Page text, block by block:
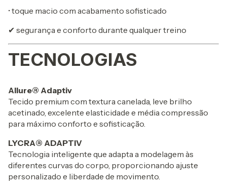
• toque macio com acabamento sofisticado
✔ segurança e conforto durante qualquer treino
TECNOLOGIAS
Allure® Adaptiv
Tecido premium com textura canelada, leve brilho
acetinado, excelente elasticidade e média compressão
para máximo conforto e sofisticação.
LYCRA® ADAPTIV
Tecnologia inteligente que adapta a modelagem às
diferentes curvas do corpo, proporcionando ajuste
personalizado e liberdade de movimento.